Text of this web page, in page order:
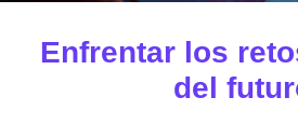
Enfrentar los
del